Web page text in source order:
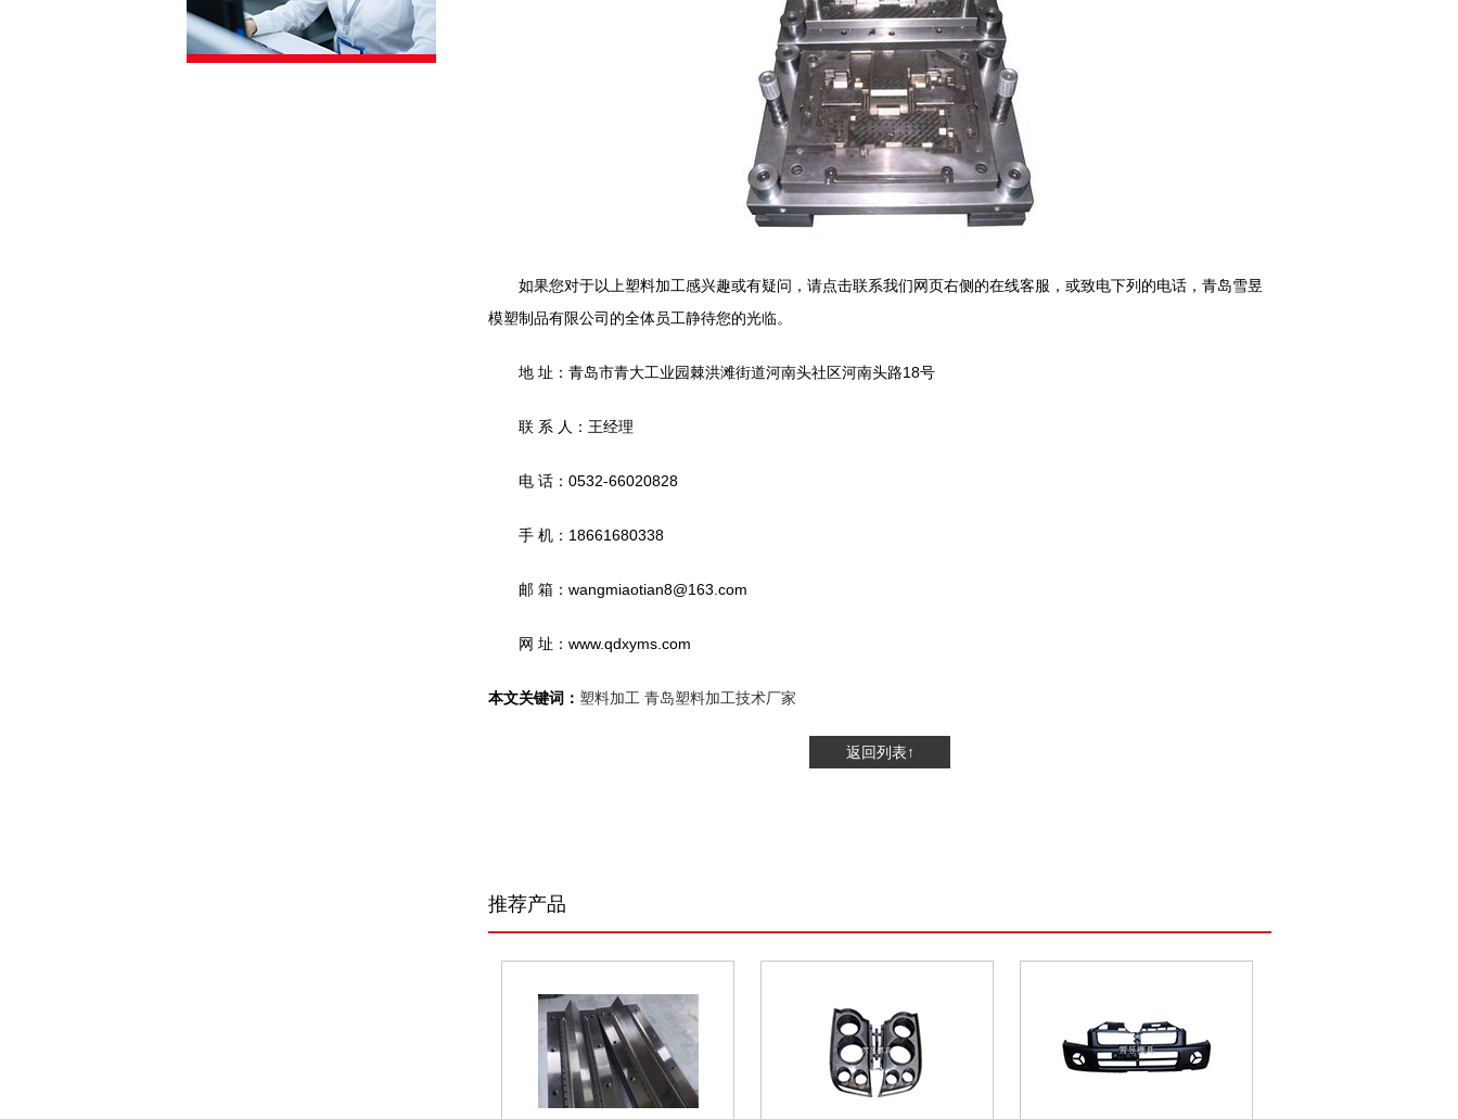
如果您对于以上塑料加工感兴趣或有疑问，请点击联系我们网页右侧的在线客服，或致电下列的电话，青岛雪昱
模塑制品有限公司的全体员工静待您的光临。
地 址：青岛市青大工业园棘洪滩街道河南头社区河南头路18号
联 系 人：王经理
电 话：0532-66020828
手 机：18661680338
邮 箱：wangmiaotian8@163.com
网 址：www.qdxyms.com
本文关键词： 塑料加工 青岛塑料加工技术厂家
返回列表↑
推荐产品